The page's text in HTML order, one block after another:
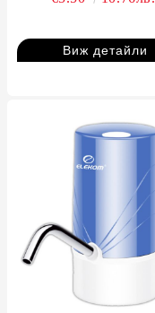
Виж детайли